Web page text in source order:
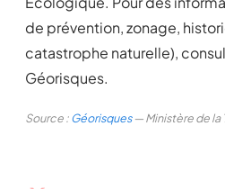
de prévention, zonage,
catastrophe naturelle),
Géorisques.
Source :Géorisques— Ministère de la